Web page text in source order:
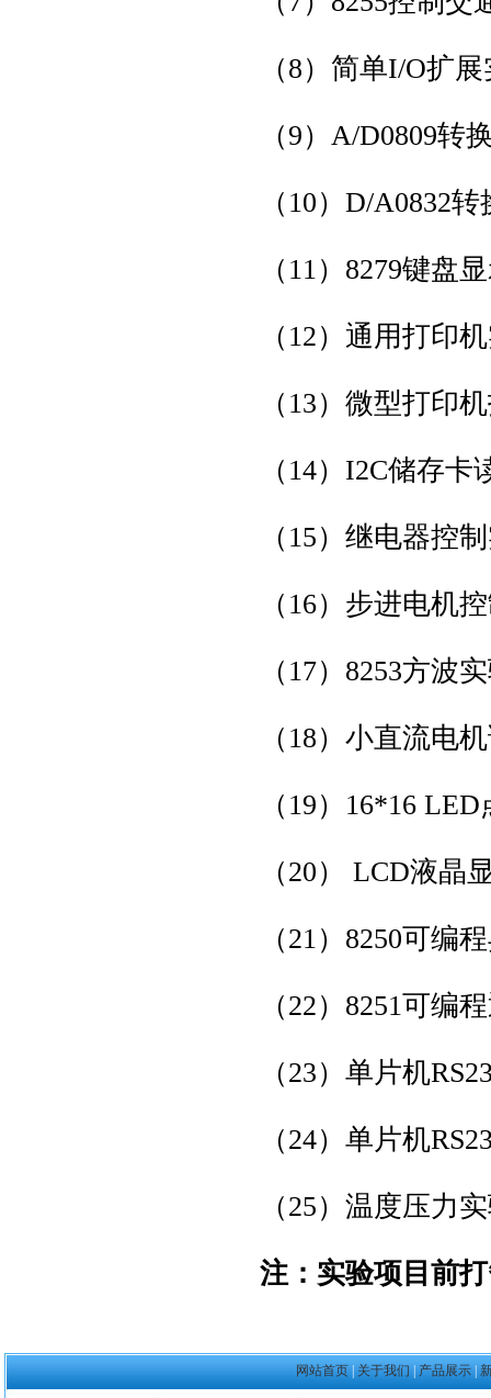
（8）简单I/O扩
（9）A/D0809转
（10）D/A0832
（11）8279键盘
（12）通用打印
（13）微型打印
（14）I2C储存卡
（15）继电器控
（16）步进电机
（17）8253方波
（18）小直流电
（19）16*16
（20） LCD液晶
（21）8250可编
（22）8251可编
（23）单片机
（24）单片机
（25）温度压力
注：实验项目前
网站首页 关于我们 产品展示